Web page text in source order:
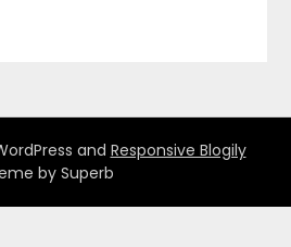
and Responsive Blogily
by Superb